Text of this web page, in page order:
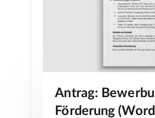
Antrag:
Förderung